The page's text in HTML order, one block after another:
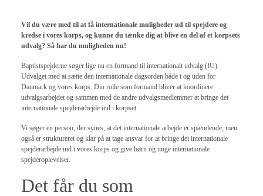
Vil du være med til at få internationale muligheder ud til spejdere og
kredse i vores korps, og kunne du tænke dig at blive en del af et korpsets
udvalg? Så har du muligheden nu!
Baptistspejderne søger lige nu en formand til internationalt udvalg (IU).
Udvalget med at sætte den internationale dagsorden både i og uden for
Danmark og vores korps. Din rolle som formand bliver at koordinere
udvalgsarbejdet og sammen med de andre udvalgsmedlemmer at bringe det
internationale spejderarbejde ind i korpset.
Vi søger en person, der synes, at det internationale arbejde er spændende, men
også er struktureret og klar på at tage ansvar for at bringe det internationale
spejderarbejde ind i vores korps og give børn og unge internationale
spejderoplevelser.
Det får du som